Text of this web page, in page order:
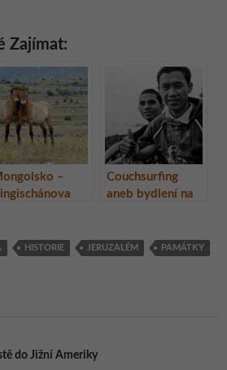
Zajímat:
–
Couchsurfing
aneb bydlení na
část 1.
HISTORIE JERUZALÉM PAMÁTKY
do Jižní Ameriky